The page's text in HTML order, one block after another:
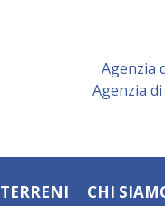
Agenzia
Agenzia
TERRENI CHI